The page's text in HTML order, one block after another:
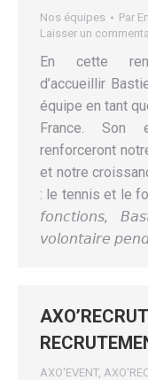
Nos équipes Par
Laisser un
En cette
d’accueillir
équipe en tant
France. Son
renforceront
et notre
: le tennis et le
𝘧𝘰𝘯𝘤𝘵𝘪𝘰𝘯𝘴,
𝘷𝘰𝘭𝘰𝘯𝘵𝘢𝘪𝘳𝘦
AXO'EVENT,